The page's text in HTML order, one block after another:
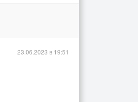
23.06.2023 в 19:51